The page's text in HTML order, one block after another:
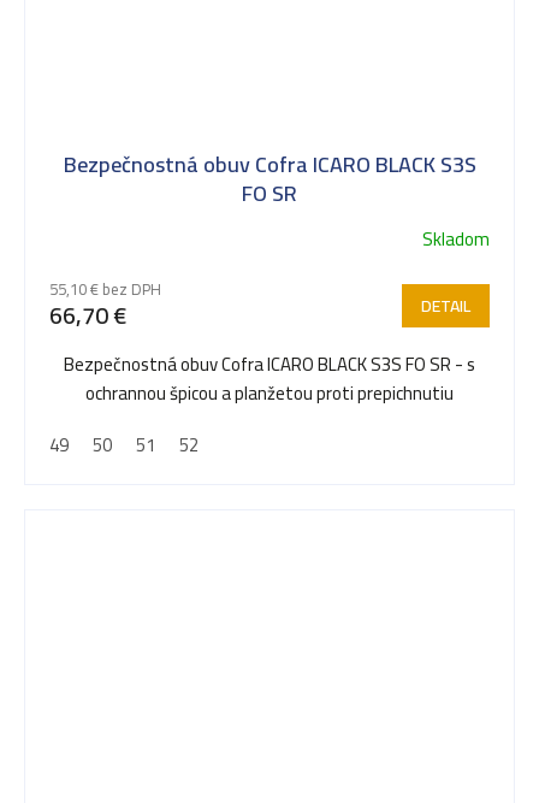
Bezpečnostná obuv Cofra ICARO BLACK S3S
FO SR
Skladom
55,10 € bez DPH
66,70 € DETAIL
Bezpečnostná obuv Cofra ICARO BLACK S3S FO SR - s
ochrannou špicou a planžetou proti prepichnutiu
49
50 51 52